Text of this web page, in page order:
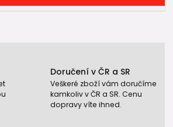
Doručení v ČR a SR
Veškeré zboží vám doručíme
kamkoliv v ČR a SR. Cenu
dopravy víte ihned.